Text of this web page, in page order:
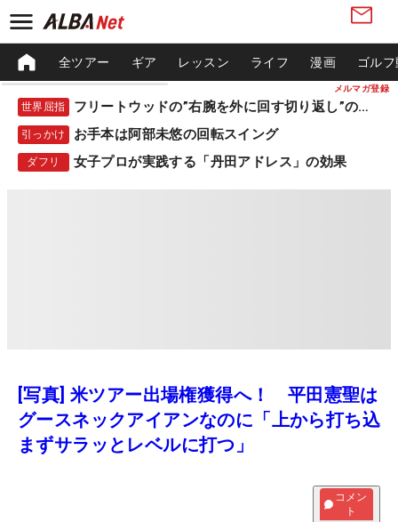
メルマガ登録
全ツアー ギア レッスン ライフ 漫画 ゴル
世界屈指 フリートウッドの”右腕を外に回す切り返し”の秘密
引っかけ お手本は阿部未悠の回転スイング
ダフリ 女子プロが実践する「丹田アドレス」の効果
[写真] 米ツアー出場権獲得へ！ 平田憲聖は
グースネックアイアンなのに「上から打ち込
まずサラッとレベルに打つ」
コメン
ト